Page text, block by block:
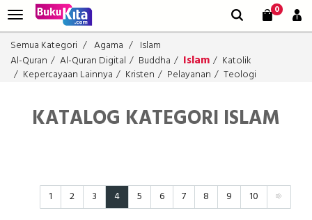
0
Semua Kategori Agama
Islam
Al-Quran
Al-Quran Digital Buddha Islam
Katolik
Kepercayaan Lainnya
Kristen Pelayanan Teologi
KATALOG KATEGORI ISLAM
1 2 3 4 5 6 7 8 9 10